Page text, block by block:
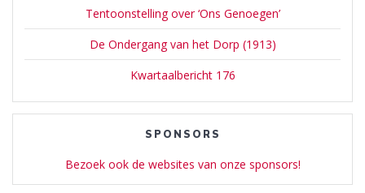
Tentoonstelling over ‘Ons Genoegen’
De Ondergang van het Dorp (1913)
Kwartaalbericht 176
SPONSORS
Bezoek ook de websites van onze sponsors!